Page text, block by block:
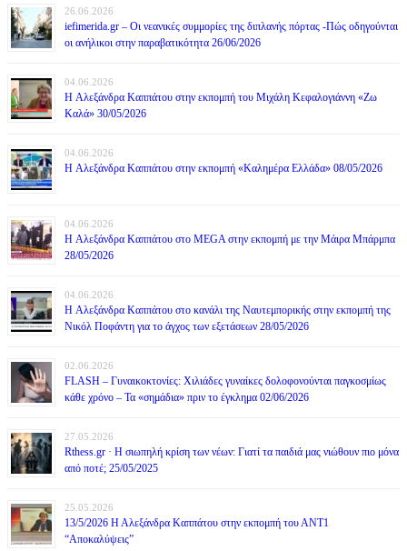
26.06.2026
iefimerida.gr – Οι νεανικές συμμορίες της διπλανής πόρτας -Πώς οδηγούνται
οι ανήλικοι στην παραβατικότητα 26/06/2026
04.06.2026
H Αλεξάνδρα Καππάτου στην εκπομπή του Μιχάλη Κεφαλογιάννη «Ζω
Καλά» 30/05/2026
04.06.2026
H Αλεξάνδρα Καππάτου στην εκπομπή «Καλημέρα Ελλάδα» 08/05/2026
04.06.2026
H Αλεξάνδρα Καππάτου στο MEGA στην εκπομπή με την Μάιρα Mπάρμπα
28/05/2026
04.06.2026
H Αλεξάνδρα Καππάτου στο κανάλι της Ναυτεμπορικής στην εκπομπή της
Νικόλ Ποφάντη για το άγχος των εξετάσεων 28/05/2026
02.06.2026
FLASH – Γυναικοκτονίες: Χιλιάδες γυναίκες δολοφονούνται παγκοσμίως
κάθε χρόνο – Τα «σημάδια» πριν το έγκλημα 02/06/2026
27.05.2026
Rthess.gr · Η σιωπηλή κρίση των νέων: Γιατί τα παιδιά μας νιώθουν πιο μόνα
από ποτέ; 25/05/2025
25.05.2026
13/5/2026 Η Αλεξάνδρα Καππάτου στην εκπομπή του ΑΝΤ1
“Αποκαλύψεις”